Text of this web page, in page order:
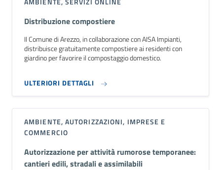
Distribuzione compostiere
Il Comune di Arezzo, in collaborazione con AISA Impianti,
distribuisce gratuitamente compostiere ai residenti con
giardino per favorire il compostaggio domestico.
ULTERIORI DETTAGLI
AMBIENTE, AUTORIZZAZIONI, IMPRESE E
COMMERCIO
Autorizzazione per attività rumorose temporanee:
cantieri edili, stradali e assimilabili